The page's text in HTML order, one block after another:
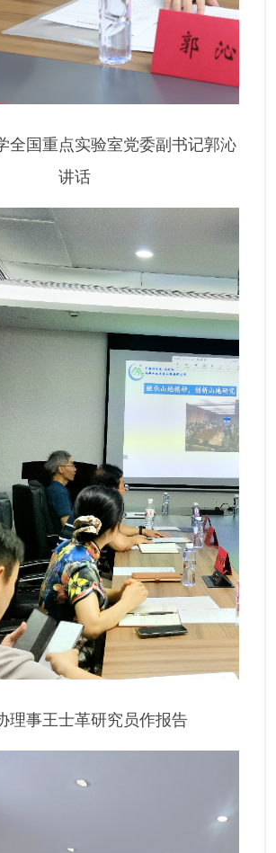
全国重点实验室党委副书记郭沁
讲话
理事王士革研究员作报告